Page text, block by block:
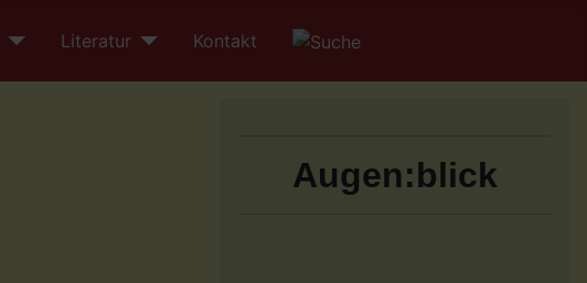
Literatur Kontakt
Augen:blick